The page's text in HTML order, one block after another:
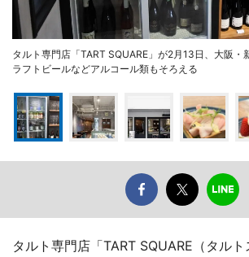
タルト専門店「TART SQUARE」が2月13日、大阪・
ラフトビールなどアルコール類もそろえる
タルト専門店「TART SQUARE（タル